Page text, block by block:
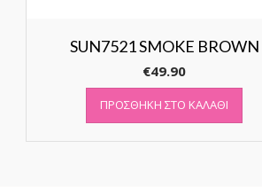
SUN7521 SMOKE BROWN
€49.90
ΠΡΟΣΘΉΚΗ ΣΤΟ ΚΑΛΆΘΙ